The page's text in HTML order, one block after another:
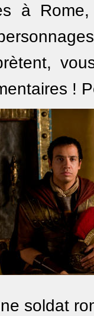
à
!
soldat